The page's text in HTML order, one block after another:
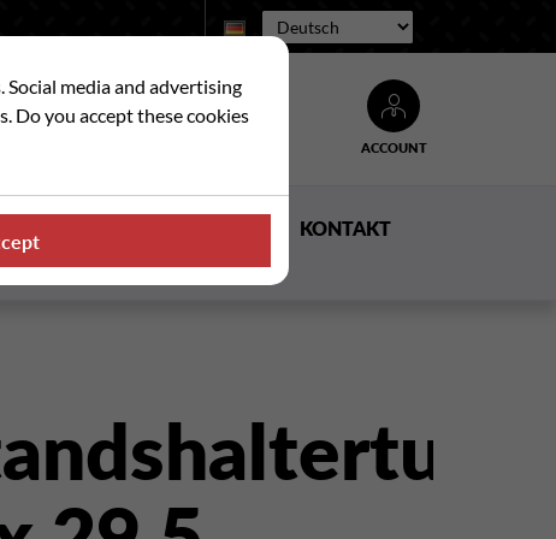
Sprache:
ACCOUNT
KONTAKT
media and advertising
Do you accept these cookies